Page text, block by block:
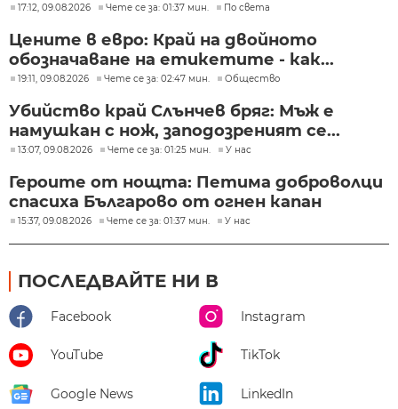
17:12, 09.08.2026 Чете се за: 01:37 мин. По света
Цените в евро: Край на двойното
обозначаване на етикетите - как...
19:11, 09.08.2026 Чете се за: 02:47 мин. Общество
Убийство край Слънчев бряг: Мъж е
намушкан с нож, заподозреният се...
13:07, 09.08.2026 Чете се за: 01:25 мин. У нас
Героите от нощта: Петима доброволци
спасиха Българово от огнен капан
15:37, 09.08.2026 Чете се за: 01:37 мин. У нас
ПОСЛЕДВАЙТЕ НИ В
Facebook Instagram
YouTube TikTok
Google News LinkedIn